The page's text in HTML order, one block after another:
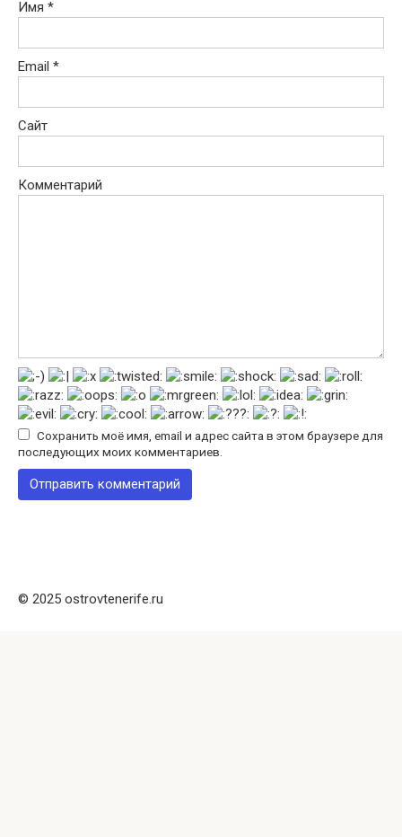
Имя *
Email *
Сайт
Комментарий
Сохранить моё имя, email и адрес сайта в этом браузере для
последующих моих комментариев.
© 2025 ostrovtenerife.ru